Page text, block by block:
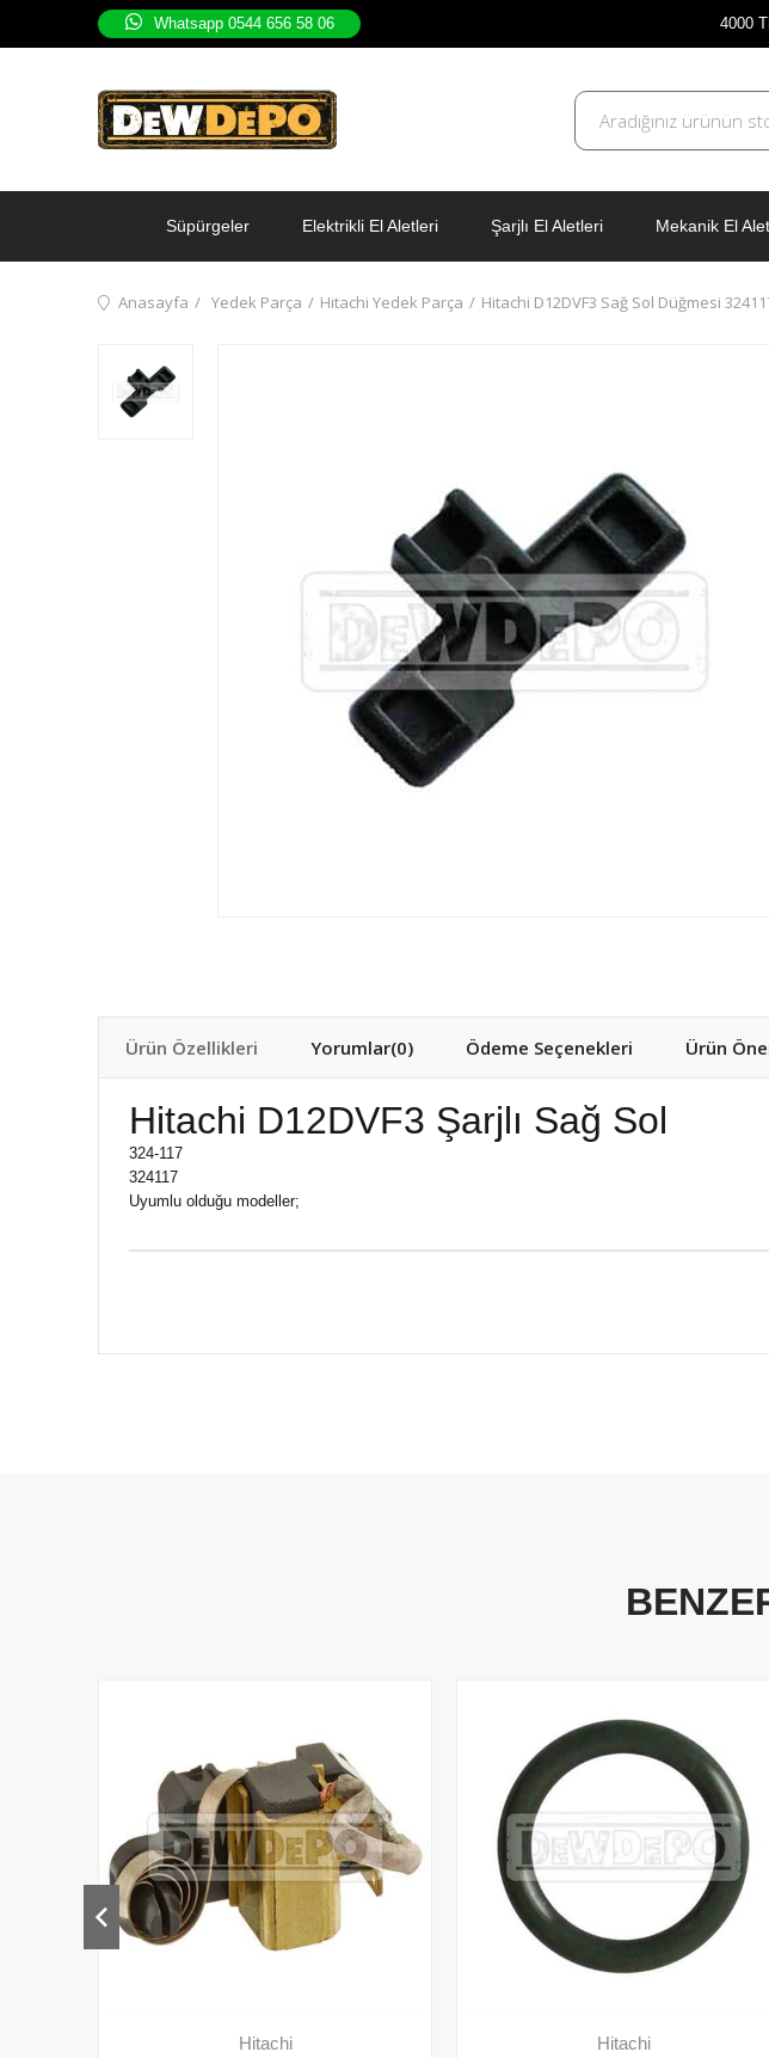
Whatsapp 0544 656 58 06 4000
Süpürgeler Elektrikli El Aletleri Şarjlı El Aletleri Mekanik El
Anasayfa Yedek Parça Hitachi Yedek Parça Hitachi D12DVF3 Sağ Sol Düğmesi
Ürün Özellikleri Yorumlar(0) Ödeme Seçenekleri Ürün
Hitachi D12DVF3 Şarjlı Sağ Sol
324-117
324117
Uyumlu olduğu modeller;
Hitachi Hitachi